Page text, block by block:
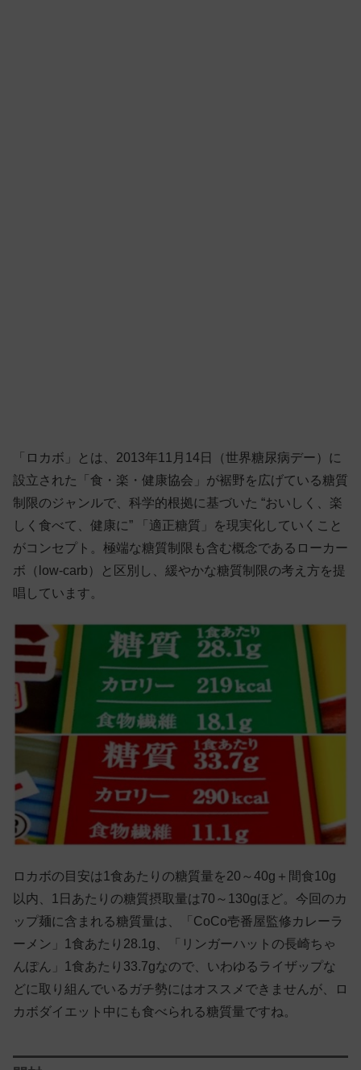
「ロカボ」とは、2013年11月14日（世界糖尿病デー）に
設立された「食・楽・健康協会」が裾野を広げている糖質
制限のジャンルで、科学的根拠に基づいた “おいしく、楽
しく食べて、健康に” 「適正糖質」を現実化していくこと
がコンセプト。極端な糖質制限も含む概念であるローカー
ボ（low-carb）と区別し、緩やかな糖質制限の考え方を提
唱しています。
ロカボの目安は1食あたりの糖質量を20～40g＋間食10g
以内、1日あたりの糖質摂取量は70～130gほど。今回のカ
ップ麺に含まれる糖質量は、「CoCo壱番屋監修カレーラ
ーメン」1食あたり28.1g、「リンガーハットの長崎ちゃ
んぽん」1食あたり33.7gなので、いわゆるライザップな
どに取り組んでいるガチ勢にはオススメできませんが、ロ
カボダイエット中にも食べられる糖質量ですね。